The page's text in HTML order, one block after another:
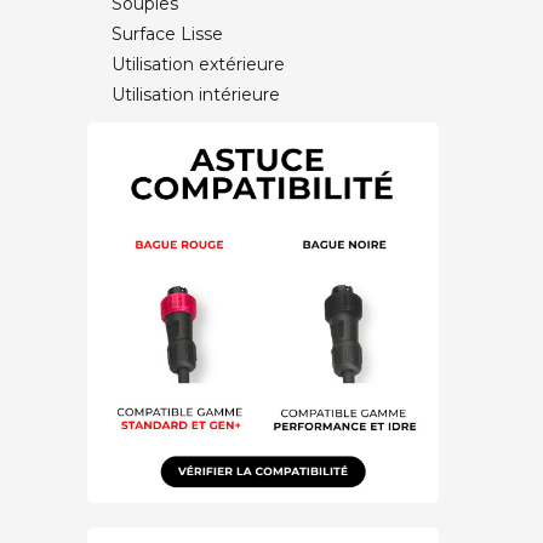
Surface Lisse
Utilisation extérieure
Utilisation intérieure